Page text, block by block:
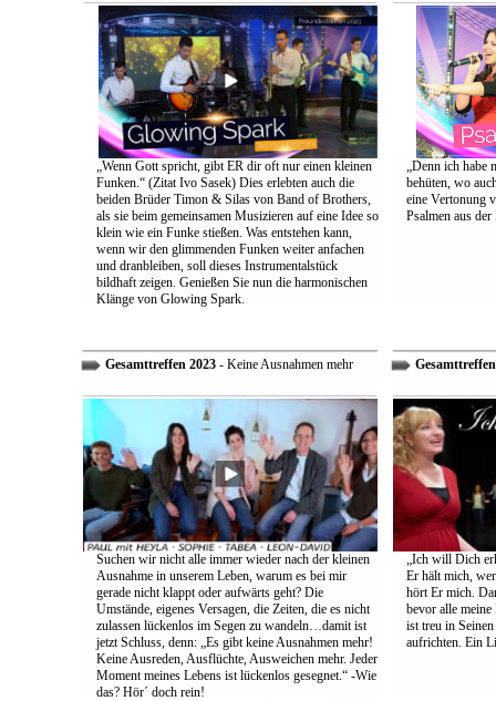
„Wenn Gott spricht, gibt ER dir oft nur einen kleinen
Funken.“ (Zitat Ivo Sasek) Dies erlebten auch die
beiden Brüder Timon & Silas von Band of Brothers,
als sie beim gemeinsamen Musizieren auf eine Idee so
klein wie ein Funke stießen. Was entstehen kann,
wenn wir den glimmenden Funken weiter anfachen
und dranbleiben, soll dieses Instrumentalstück
bildhaft zeigen. Genießen Sie nun die harmonischen
Klänge von Glowing Spark.
„Denn ich habe
behüten, wo
eine Vertonung
Psalmen aus
Gesamttreffen 2023- Keine Ausnahmen mehr
Suchen wir nicht alle immer wieder nach der kleinen
Ausnahme in unserem Leben, warum es bei mir
gerade nicht klappt oder aufwärts geht? Die
Umstände, eigenes Versagen, die Zeiten, die es nicht
zulassen lückenlos im Segen zu wandeln…damit ist
jetzt Schluss, denn: „Es gibt keine Ausnahmen mehr!
Keine Ausreden, Ausflüchte, Ausweichen mehr. Jeder
Moment meines Lebens ist lückenlos gesegnet.“ -Wie
das? Hör´ doch rein!
„Ich will Dich
Er hält mich,
hört Er mich.
bevor alle
ist treu in
aufrichten. Ein